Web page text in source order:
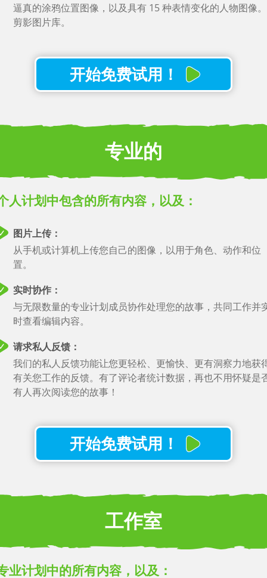
逼真的涂鸦位置图像，以及具有 15 种表情变化的人物图像。
剪影图片库。
开始免费试用！
专业的
人计划中包含的所有内容，以及：
图片上传：
从手机或计算机上传您自己的图像，以用于角色、动作和位
置。
实时协作：
与无限数量的专业计划成员协作处理您的故事，共同工作并
时查看编辑内容。
请求私人反馈：
我们的私人反馈功能让您更轻松、更愉快、更有洞察力地获
有关您工作的反馈。有了评论者统计数据，再也不用怀疑是
有人再次阅读您的故事！
开始免费试用！
工作室
业计划中的所有内容，以及：
学生
使用我们易于使用的图片上传功能提升您的故事讲述水平。
自动、无限的云存储：
安全地自动保存和存储所有工作
导入 Final Draft 剧本文件
无限字符：
每个都有 15 种表达变体。
动作计时选项：
自动和手动动作计时选项。
拖放：
轻松重新安排故事的功能。
观看此功能
通过聊天快速获得我们团队的帮助。
单击剧本导出和打印：
观看此功能
在一个位置跟踪所有项目。
观看此功能
无限位置：